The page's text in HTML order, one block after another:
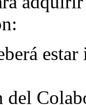
del